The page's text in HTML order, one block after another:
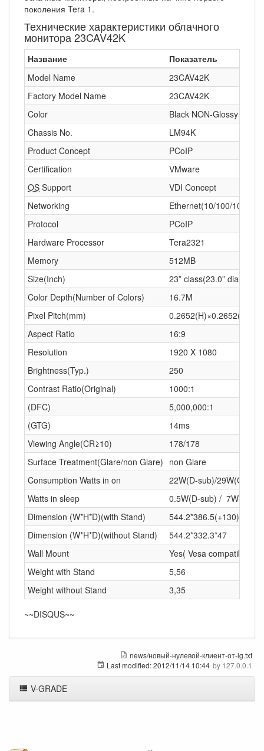
поколения Tera 1.
Технические характеристики облачного
монитора 23CAV42K
Название
Показатель
Model Name
23CAV42K
Factory Model Name
23CAV42K
Color
Black NON-Glossy
Chassis No.
LM94K
Product Concept
PCoIP
Certification
VMware
OS Support
VDI Concept
Networking
Ethernet(10/100/1000)
Protocol
PCoIP
Hardware Processor
Tera2321
Memory
512MB
Size(Inch)
23” class(23.0” diagonal)
Color Depth(Number of Colors)
16.7M
Pixel Pitch(mm)
0.2652(H)×0.2652(V)
Aspect Ratio
16:9
Resolution
1920 X 1080
Brightness(Typ.)
250
Contrast Ratio(Original)
1000:1
(DFC)
5,000,000:1
(GTG)
14ms
Viewing Angle(CR≥10)
178/178
Surface Treatment(Glare/non Glare) non Glare
Consumption Watts in on
22W(D-sub)/29W(Cloud)
Watts in sleep
0.5W(D-sub) / 7W
Dimension (W*H*D)(with Stand)
544.2*386.5(+130)*130.6
Dimension (W*H*D)(without Stand)
544.2*332.3*47
Wall Mount
Yes( Vesa compatible
Weight with Stand
5,56
Weight without Stand
3,35
~~DISQUS~~
news/новый-нулевой-клиент-от-lg.txt
Last modified:2012/11/14 10:44 by 127.0.0.1
V-GRADE